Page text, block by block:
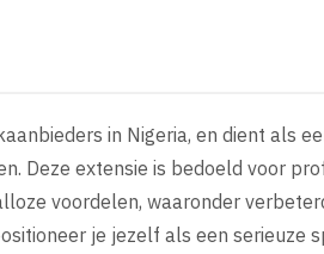
in Nigeria, en dient als
Deze extensie is bedoeld voor
voordelen, waaronder
je jezelf als een serieuze